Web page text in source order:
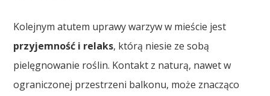
Kolejnym atutem uprawy warzyw w mieście jest
przyjemność i relaks, którą niesie ze sobą
pielęgnowanie roślin. Kontakt z naturą, nawet w
ograniczonej przestrzeni balkonu, może znacząco